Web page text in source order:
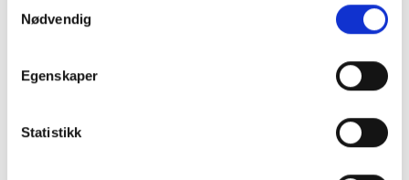
Nødvendig
Egenskaper
Statistikk